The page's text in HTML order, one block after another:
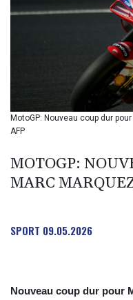
MotoGP: Nouveau coup dur
AFP
MOTOGP:
MARC
SPORT 09.05.2026
Nouveau coup dur pour